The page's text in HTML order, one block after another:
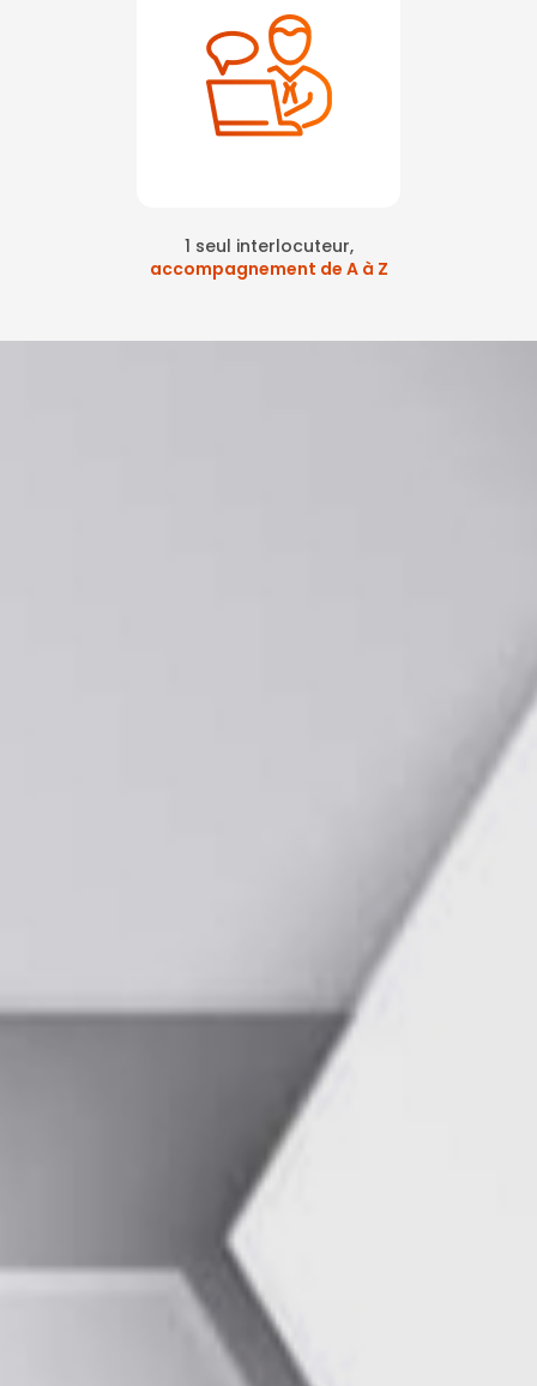
1 seul interlocuteur,
accompagnement de A à Z